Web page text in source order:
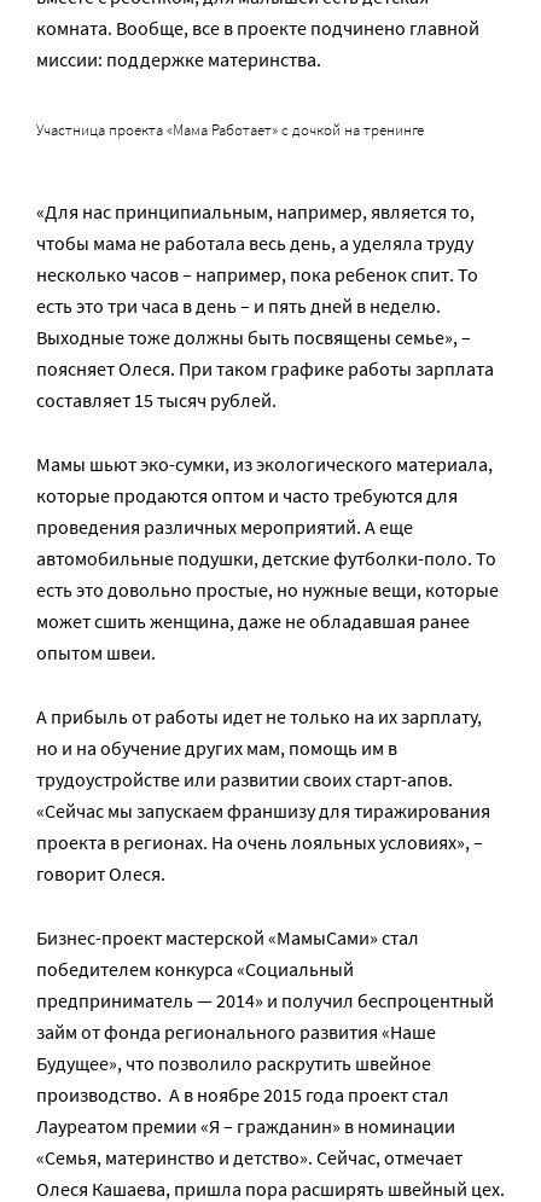
комната. Вообще, все в проекте подчинено главной
миссии: поддержке материнства.
Участница проекта «Мама Работает» с дочкой на тренинге
«Для нас принципиальным, например, является то,
чтобы мама не работала весь день, а уделяла труду
несколько часов – например, пока ребенок спит. То
есть это три часа в день – и пять дней в неделю.
Выходные тоже должны быть посвящены семье», –
поясняет Олеся. При таком графике работы зарплата
составляет 15 тысяч рублей.
Мамы шьют эко-сумки, из экологического материала,
которые продаются оптом и часто требуются для
проведения различных мероприятий. А еще
автомобильные подушки, детские футболки-поло. То
есть это довольно простые, но нужные вещи, которые
может сшить женщина, даже не обладавшая ранее
опытом швеи.
А прибыль от работы идет не только на их зарплату,
но и на обучение других мам, помощь им в
трудоустройстве или развитии своих старт-апов.
«Сейчас мы запускаем франшизу для тиражирования
проекта в регионах. На очень лояльных условиях», –
говорит Олеся.
Бизнес-проект мастерской «МамыСами» стал
победителем конкурса «Социальный
предприниматель — 2014» и получил беспроцентный
займ от фонда регионального развития «Наше
Будущее», что позволило раскрутить швейное
производство. А в ноябре 2015 года проект стал
Лауреатом премии «Я – гражданин» в номинации
«Семья, материнство и детство». Сейчас, отмечает
Олеся Кашаева, пришла пора расширять швейный цех.